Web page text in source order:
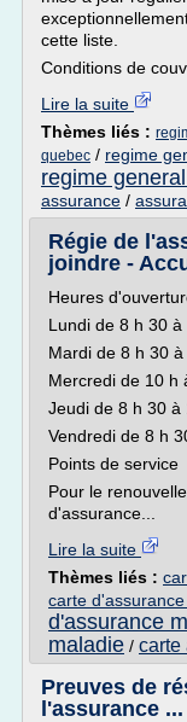
cette liste.
Conditions de
Lire la suite
Thèmes liés :
quebec / regime
regime
assurance /
Régie de
joindre -
Heures
Lundi de 8 h 30 à
Mardi de 8 h 30
Mercredi de 10 h
Jeudi de 8 h 30 à
Vendredi de 8 h
Points de service
Pour le
d'assurance...
Lire la suite
Thèmes liés :
carte
d'assurance
maladie / carte
Preuves de
l'assurance ...